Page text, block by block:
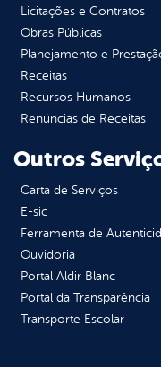
Licitações e Contratos
Obras Públicas
Planejamento e
Receitas
Recursos Humanos
Renúncias de Receitas
Outros
Carta de Serviços
E-sic
Ferramenta de
Ouvidoria
Portal Aldir Blanc
Portal da Transparência
Transporte Escolar